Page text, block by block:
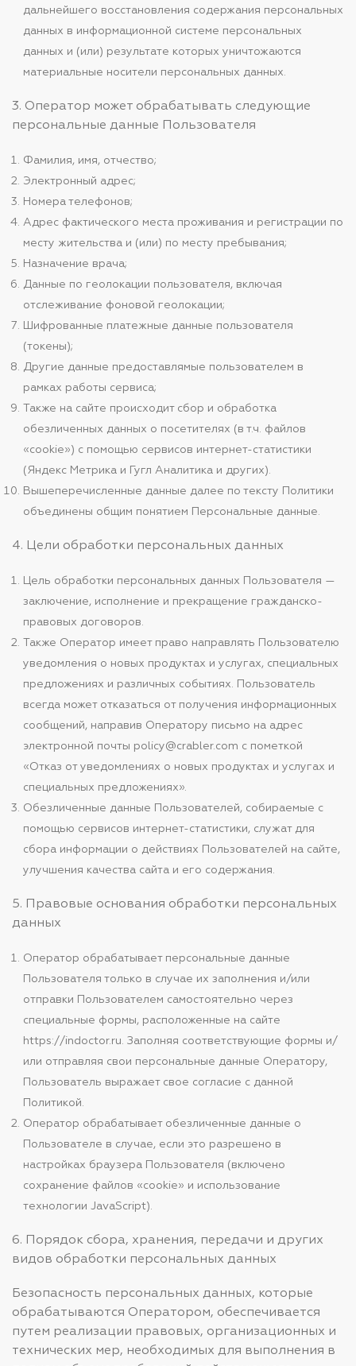
дальнейшего восстановления содержания персональных
данных в информационной системе персональных
данных и (или) результате которых уничтожаются
материальные носители персональных данных.
3. Оператор может обрабатывать следующие
персональные данные Пользователя
Фамилия, имя, отчество;
Электронный адрес;
Номера телефонов;
Адрес фактического места проживания и регистрации по
месту жительства и (или) по месту пребывания;
Назначение врача;
Данные по геолокации пользователя, включая
отслеживание фоновой геолокации;
Шифрованные платежные данные пользователя
(токены);
Другие данные предоставлямые пользователем в
рамках работы сервиса;
Также на сайте происходит сбор и обработка
обезличенных данных о посетителях (в т.ч. файлов
«cookie») с помощью сервисов интернет-статистики
(Яндекс Метрика и Гугл Аналитика и других).
Вышеперечисленные данные далее по тексту Политики
объединены общим понятием Персональные данные.
4. Цели обработки персональных данных
Цель обработки персональных данных Пользователя —
заключение, исполнение и прекращение гражданско-
правовых договоров.
Также Оператор имеет право направлять Пользователю
уведомления о новых продуктах и услугах, специальных
предложениях и различных событиях. Пользователь
всегда может отказаться от получения информационных
сообщений, направив Оператору письмо на адрес
электронной почты policy@crabler.com с пометкой
«Отказ от уведомлениях о новых продуктах и услугах и
специальных предложениях».
Обезличенные данные Пользователей, собираемые с
помощью сервисов интернет-статистики, служат для
сбора информации о действиях Пользователей на сайте,
улучшения качества сайта и его содержания.
5. Правовые основания обработки персональных
данных
Оператор обрабатывает персональные данные
Пользователя только в случае их заполнения и/или
отправки Пользователем самостоятельно через
специальные формы, расположенные на сайте
https://indoctor.ru. Заполняя соответствующие формы и/
или отправляя свои персональные данные Оператору,
Пользователь выражает свое согласие с данной
Политикой.
Оператор обрабатывает обезличенные данные о
Пользователе в случае, если это разрешено в
настройках браузера Пользователя (включено
сохранение файлов «cookie» и использование
технологии JavaScript).
6. Порядок сбора, хранения, передачи и других
видов обработки персональных данных
Безопасность персональных данных, которые
обрабатываются Оператором, обеспечивается
путем реализации правовых, организационных и
технических мер, необходимых для выполнения в